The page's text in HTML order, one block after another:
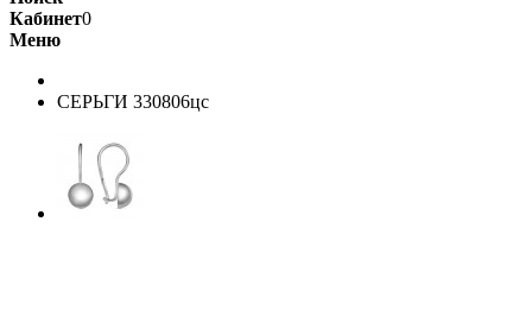
Кабинет0
Меню
СЕРЬГИ 330806цс